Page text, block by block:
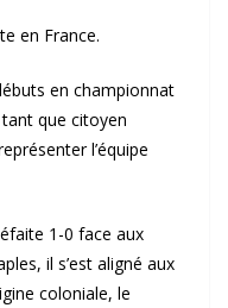
en France.
en championnat
que citoyen
l’équipe
1-0 face aux
il s’est aligné aux
coloniale, le